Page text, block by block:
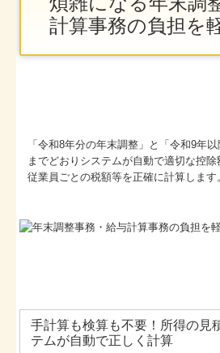
計算事務の負担を
「令和8年分の年末調整」と「令和9年
までどおりシステムが自動で適切な控除
従業員ごとの税額等を正確に計算します
手計算も検算も不要！所得の見
テムが自動で正しく計算